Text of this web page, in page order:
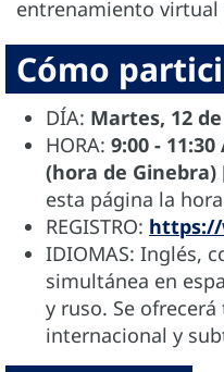
entrenamiento virtual
Cómo
DÍA: Martes, 12
HORA: 9:00 - 11:30
(hora de Ginebra)
esta página la
REGISTRO: https://
IDIOMAS: Inglés,
simultánea en
y ruso. Se
internacional y